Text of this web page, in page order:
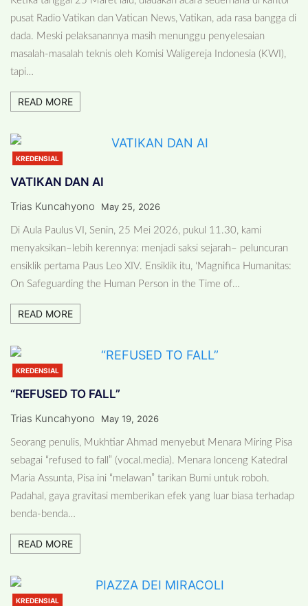
pusat Radio Vatikan dan Vatican News, Vatikan, ada rasa bangga di
dada. Meski pelaksanannya masih menunggu penyelesaian
masalah-masalah teknis oleh Komisi Waligereja Indonesia (KWI),
tapi…
READ MORE
KREDENSIAL
VATIKAN DAN AI
Trias Kuncahyono May 25, 2026
Di Aula Paulus VI, Senin, 25 Mei 2026, pukul 11.30, kami
menyaksikan–lebih kerennya: menjadi saksi sejarah– peluncuran
ensiklik pertama Paus Leo XIV. Ensiklik itu, ‘Magnifica Humanitas:
On Safeguarding the Human Person in the Time of…
READ MORE
KREDENSIAL
“REFUSED TO FALL”
Trias Kuncahyono May 19, 2026
Seorang penulis, Mukhtiar Ahmad menyebut Menara Miring Pisa
sebagai “refused to fall” (vocal.media). Menara lonceng Katedral
Maria Assunta, Pisa ini “melawan” tarikan Bumi untuk roboh.
Padahal, gaya gravitasi memberikan efek yang luar biasa terhadap
benda-benda…
READ MORE
KREDENSIAL